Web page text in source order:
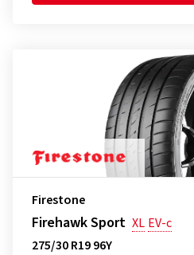
Firestone
Firehawk Sport XL EV-c
275/30 R19 96Y